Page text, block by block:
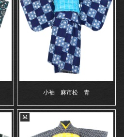
小袖 麻市松 青
M